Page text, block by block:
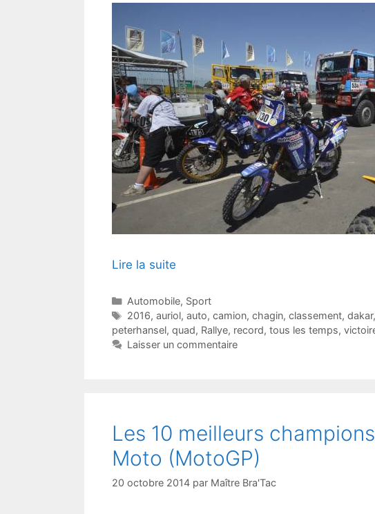
Lire la suite
Catégories
Automobile, Sport
Étiquettes
2016, auriol, auto, camion, chagin, classement, dakar,
peterhansel, quad, Rallye, record, tous les temps,
Laisser un commentaire
Les 10 meilleurs
Moto (MotoGP)
20 octobre 2014 par Maître Bra'Tac